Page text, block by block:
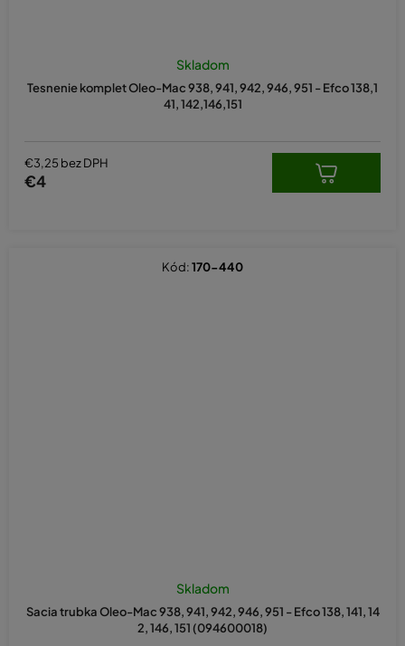
Tesnenie komplet Oleo-Mac 938, 941, 942, 946, 951 - Efco 138,1
41, 142,146,151
Skladom
€3,25 bez DPH
€4
Sacia trubka Oleo-Mac 938, 941, 942, 946, 951 - Efco 138, 141, 14
2, 146, 151 (094600018)
Skladom
Kód:170-440